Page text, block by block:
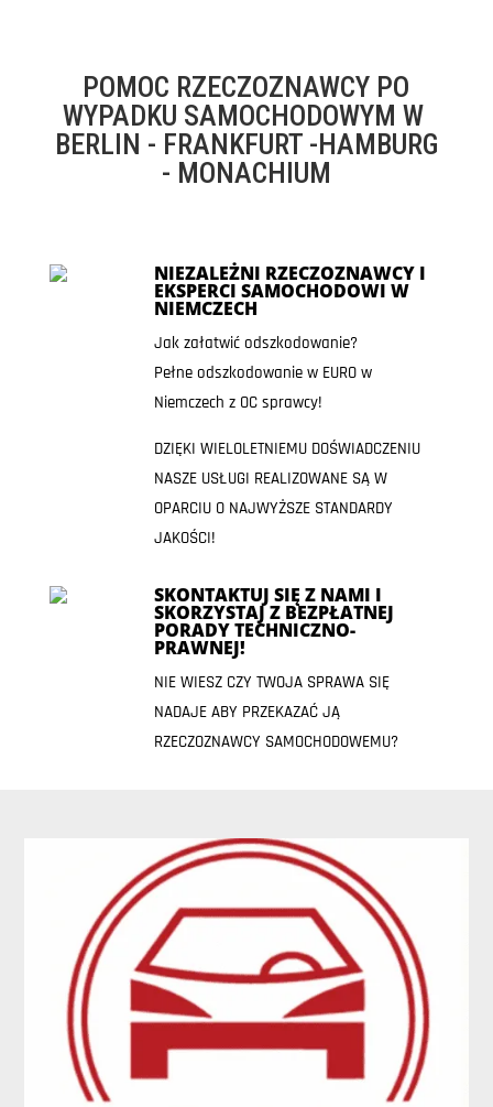
POMOC RZECZOZNAWCY PO
WYPADKU SAMOCHODOWYM W
BERLIN - FRANKFURT -HAMBURG
- MONACHIUM
NIEZALEŻNI RZECZOZNAWCY I
EKSPERCI SAMOCHODOWI W
NIEMCZECH
Jak załatwić odszkodowanie?
Pełne odszkodowanie w EURO w
Niemczech z OC sprawcy!
DZIĘKI WIELOLETNIEMU DOŚWIADCZENIU
NASZE USŁUGI REALIZOWANE SĄ W
OPARCIU O NAJWYŻSZE STANDARDY
JAKOŚCI!
SKONTAKTUJ SIĘ Z NAMI I
SKORZYSTAJ Z BEZPŁATNEJ
PORADY TECHNICZNO-
PRAWNEJ!
NIE WIESZ CZY TWOJA SPRAWA SIĘ
NADAJE ABY PRZEKAZAĆ JĄ
RZECZOZNAWCY SAMOCHODOWEMU?